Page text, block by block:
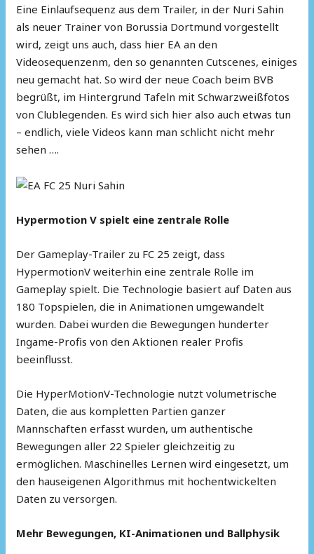
Eine Einlaufsequenz aus dem Trailer, in der Nuri Sahin
als neuer Trainer von Borussia Dortmund vorgestellt
wird, zeigt uns auch, dass hier EA an den
Videosequenzenm, den so genannten Cutscenes, einiges
neu gemacht hat. So wird der neue Coach beim BVB
begrüßt, im Hintergrund Tafeln mit Schwarzweißfotos
von Clublegenden. Es wird sich hier also auch etwas tun
– endlich, viele Videos kann man schlicht nicht mehr
sehen ….
Hypermotion V spielt eine zentrale Rolle
Der Gameplay-Trailer zu FC 25 zeigt, dass
HypermotionV weiterhin eine zentrale Rolle im
Gameplay spielt. Die Technologie basiert auf Daten aus
180 Topspielen, die in Animationen umgewandelt
wurden. Dabei wurden die Bewegungen hunderter
Ingame-Profis von den Aktionen realer Profis
beeinflusst.
Die HyperMotionV-Technologie nutzt volumetrische
Daten, die aus kompletten Partien ganzer
Mannschaften erfasst wurden, um authentische
Bewegungen aller 22 Spieler gleichzeitig zu
ermöglichen. Maschinelles Lernen wird eingesetzt, um
den hauseigenen Algorithmus mit hochentwickelten
Daten zu versorgen.
Mehr Bewegungen, KI-Animationen und Ballphysik